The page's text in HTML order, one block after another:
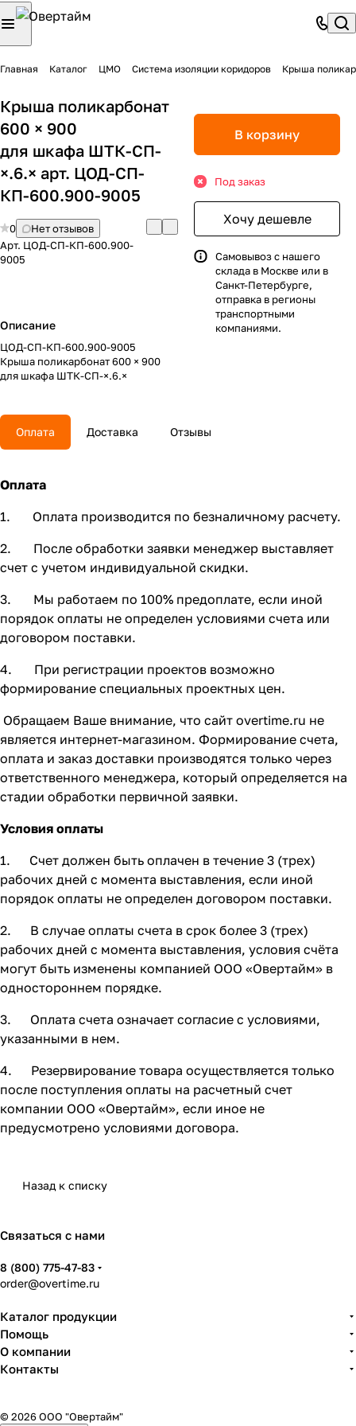
Главная Каталог ЦМО Система изоляции коридоров
Крыша поликарбонат
600 × 900
для шкафа ШТК-СП-
×.6.× арт. ЦОД-СП-
КП-600.900-9005
0
Нет отзывов
Арт. ЦОД-СП-КП-600.900-
9005
Описание
ЦОД-СП-КП-600.900-9005
Крыша поликарбонат 600 × 900
для шкафа ШТК-СП-×.6.×
В корзину
Под заказ
Хочу дешевле
Самовывоз с нашего
склада в Москве или в
Санкт-Петербурге,
отправка в регионы
транспортными
компаниями.
Оплата Доставка Отзывы
Оплата
1. Оплата производится по безналичному расчету.
2. После обработки заявки менеджер выставляет
счет с учетом индивидуальной скидки.
3. Мы работаем по 100% предоплате, если иной
порядок оплаты не определен условиями счета или
договором поставки.
4. При регистрации проектов возможно
формирование специальных проектных цен.
Обращаем Ваше внимание, что сайт overtime.ru не
является интернет-магазином. Формирование счета,
оплата и заказ доставки производятся только через
ответственного менеджера, который определяется на
стадии обработки первичной заявки.
Условия оплаты
1. Счет должен быть оплачен в течение 3 (трех)
рабочих дней с момента выставления, если иной
порядок оплаты не определен договором поставки.
2. В случае оплаты счета в срок более 3 (трех)
рабочих дней с момента выставления, условия счёта
могут быть изменены компанией ООО «Овертайм» в
одностороннем порядке.
3. Оплата счета означает согласие с условиями,
указанными в нем.
4. Резервирование товара осуществляется только
после поступления оплаты на расчетный счет
компании ООО «Овертайм», если иное не
предусмотрено условиями договора.
Назад к списку
Связаться с нами
8 (800) 775-47-83
order@overtime.ru
Каталог продукции
Помощь
О компании
Контакты
© 2026 ООО "Овертайм"